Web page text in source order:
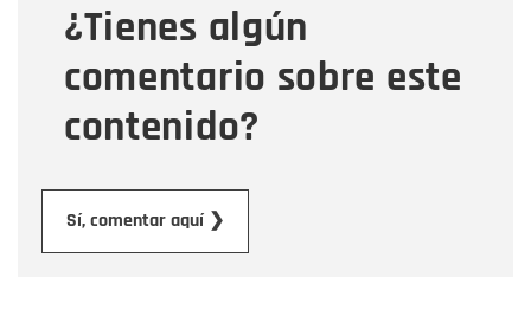
¿Tienes algún
comentario sobre este
contenido?
Sí, comentar aquí ❯
Mensaje